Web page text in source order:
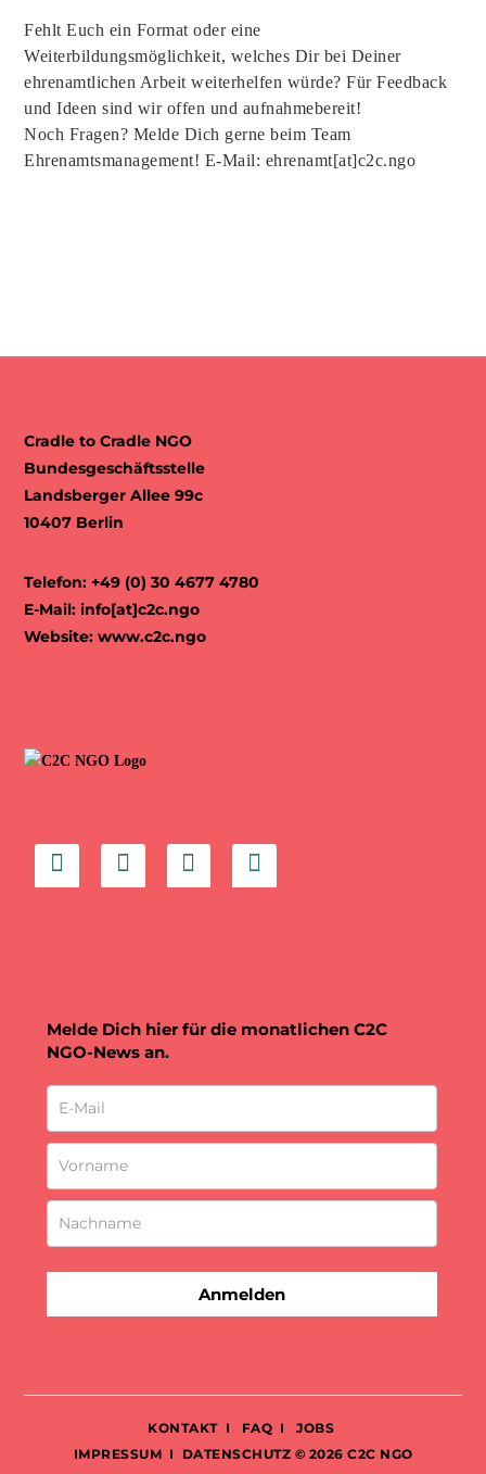
Fehlt Euch ein Format oder eine
Weiterbildungsmöglichkeit, welches Dir bei Deiner
ehrenamtlichen Arbeit weiterhelfen würde? Für Feedback
und Ideen sind wir offen und aufnahmebereit!
Noch Fragen? Melde Dich gerne beim Team
Ehrenamtsmanagement! E-Mail: ehrenamt[at]c2c.ngo
Cradle to Cradle NGO
Bundesgeschäftsstelle
Landsberger Allee 99c
10407 Berlin
Telefon: +49 (0) 30 4677 4780
E-Mail:info[at]c2c.ngo
Website:www.c2c.ngo
Melde Dich hier für die monatlichen C2C
NGO-News an.
Anmelden
KONTAKTI FAQ IJOBS
IMPRESSUM I DATENSCHUTZ © 2026 C2C NGO